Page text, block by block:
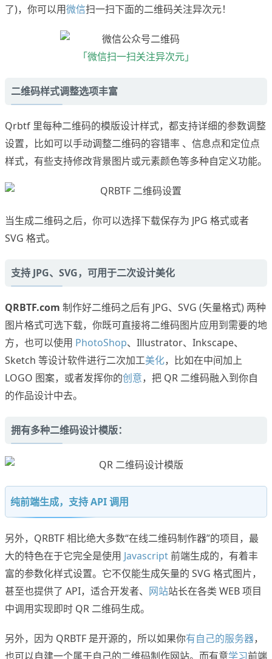
了)，你可以用微信扫一扫下面的二维码关注异次元！
「微信扫一扫关注异次元」
二维码样式调整选项丰富
Qrbtf 里每种二维码的模版设计样式，都支持详细的参数调整
设置，比如可以手动调整二维码的容错率 、信息点和定位点
样式，有些支持修改背景图片或元素颜色等多种自定义功能。
当生成二维码之后，你可以选择下载保存为 JPG 格式或者
SVG 格式。
支持 JPG、SVG，可用于二次设计美化
QRBTF.com 制作好二维码之后有 JPG、SVG (矢量格式) 两种
图片格式可选下载，你既可直接将二维码图片应用到需要的地
方，也可以使用 PhotoShop、Illustrator、Inkscape、
Sketch 等设计软件进行二次加工美化，比如在中间加上
LOGO 图案，或者发挥你的创意，把 QR 二维码融入到你自
的作品设计中去。
拥有多种二维码设计模版：
纯前端生成，支持 API 调用
另外，QRBTF 相比绝大多数“在线二维码制作器”的项目，最
大的特色在于它完全是使用 Javascript前端生成的，有着丰
富的参数化样式设置。它不仅能生成矢量的 SVG 格式图片，
甚至也提供了 API，适合开发者、 网站站长在各类 WEB 项目
中调用实现即时 QR 二维码生成。
另外，因为 QRBTF 是开源的，所以如果你有自己的服务器，
也可以自建一个属于自己的二维码制作网站。而有意学习前端